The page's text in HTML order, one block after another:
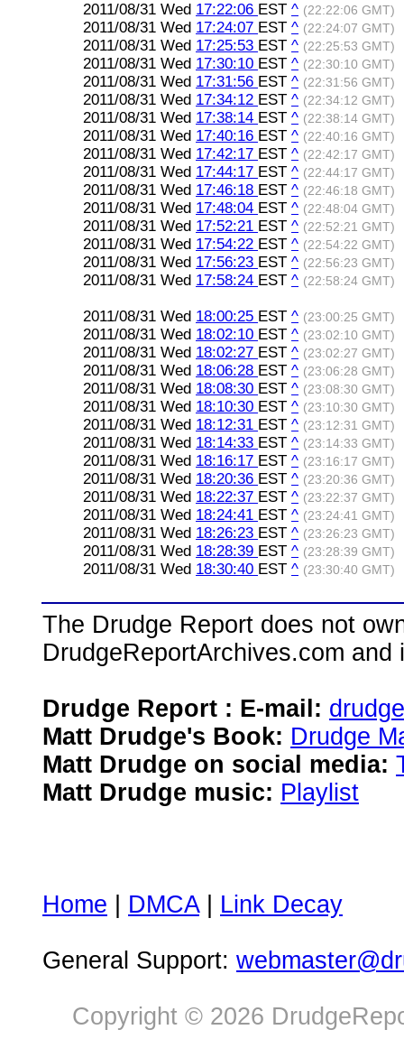
2011/08/31 Wed 17:22:06 EST ^ (22:22:06 GMT)
2011/08/31 Wed 17:24:07 EST ^ (22:24:07 GMT)
2011/08/31 Wed 17:25:53 EST ^ (22:25:53 GMT)
2011/08/31 Wed 17:30:10 EST ^ (22:30:10 GMT)
2011/08/31 Wed 17:31:56 EST ^ (22:31:56 GMT)
2011/08/31 Wed 17:34:12 EST ^ (22:34:12 GMT)
2011/08/31 Wed 17:38:14 EST ^ (22:38:14 GMT)
2011/08/31 Wed 17:40:16 EST ^ (22:40:16 GMT)
2011/08/31 Wed 17:42:17 EST ^ (22:42:17 GMT)
2011/08/31 Wed 17:44:17 EST ^ (22:44:17 GMT)
2011/08/31 Wed 17:46:18 EST ^ (22:46:18 GMT)
2011/08/31 Wed 17:48:04 EST ^ (22:48:04 GMT)
2011/08/31 Wed 17:52:21 EST ^ (22:52:21 GMT)
2011/08/31 Wed 17:54:22 EST ^ (22:54:22 GMT)
2011/08/31 Wed 17:56:23 EST ^ (22:56:23 GMT)
2011/08/31 Wed 17:58:24 EST ^ (22:58:24 GMT)
2011/08/31 Wed 18:00:25 EST ^ (23:00:25 GMT)
2011/08/31 Wed 18:02:10 EST ^ (23:02:10 GMT)
2011/08/31 Wed 18:02:27 EST ^ (23:02:27 GMT)
2011/08/31 Wed 18:06:28 EST ^ (23:06:28 GMT)
2011/08/31 Wed 18:08:30 EST ^ (23:08:30 GMT)
2011/08/31 Wed 18:10:30 EST ^ (23:10:30 GMT)
2011/08/31 Wed 18:12:31 EST ^ (23:12:31 GMT)
2011/08/31 Wed 18:14:33 EST ^ (23:14:33 GMT)
2011/08/31 Wed 18:16:17 EST ^ (23:16:17 GMT)
2011/08/31 Wed 18:20:36 EST ^ (23:20:36 GMT)
2011/08/31 Wed 18:22:37 EST ^ (23:22:37 GMT)
2011/08/31 Wed 18:24:41 EST ^ (23:24:41 GMT)
2011/08/31 Wed 18:26:23 EST ^ (23:26:23 GMT)
2011/08/31 Wed 18:28:39 EST ^ (23:28:39 GMT)
2011/08/31 Wed 18:30:40 EST ^ (23:30:40 GMT)
The Drudge Report does not
DrudgeReportArchives.com
Drudge Report : E-mail:
Matt Drudge's Book: Drudge
Matt Drudge on social media:
Matt Drudge music: Playlist
Home DMCA| Link Decay
General Support:
Copyright © 2026